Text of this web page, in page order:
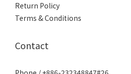
Return Policy
Terms & Conditions
Contact